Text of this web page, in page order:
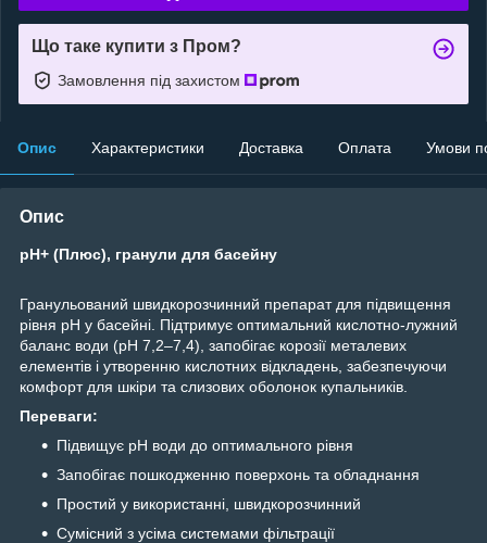
Що таке купити з Пром?
Замовлення під захистом
Опис Характеристики Доставка Оплата Умови
Опис
рН+ (Плюс), гранули для басейну
Гранульований швидкорозчинний препарат для підвищення
рівня рН у басейні. Підтримує оптимальний кислотно-лужний
баланс води (рН 7,2–7,4), запобігає корозії металевих
елементів і утворенню кислотних відкладень, забезпечуючи
комфорт для шкіри та слизових оболонок купальників.
Переваги:
Підвищує рН води до оптимального рівня
Запобігає пошкодженню поверхонь та обладнання
Простий у використанні, швидкорозчинний
Сумісний з усіма системами фільтрації